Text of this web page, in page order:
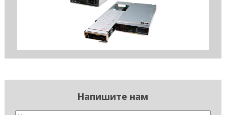
Напишите нам